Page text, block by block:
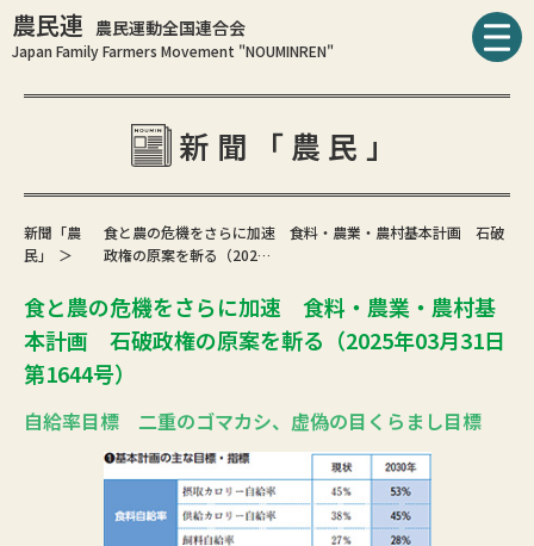
農民連 農民運動全国連合会
Japan Family Farmers Movement "NOUMINREN"
新聞「農民」
新聞「農
民」
食と農の危機をさらに加速 食料・農業・農村基本計画 石破
政権の原案を斬る（202…
食と農の危機をさらに加速 食料・農業・農村基
本計画 石破政権の原案を斬る（2025年03月31日
第1644号）
自給率目標 二重のゴマカシ、虚偽の目くらまし目標